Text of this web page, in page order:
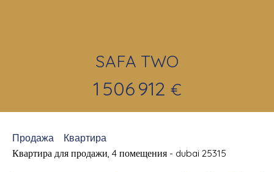
SAFA TWO
1 506 912 €
Продажа
Квартира
Квартира для продажи, 4 помещения - dubai 25315